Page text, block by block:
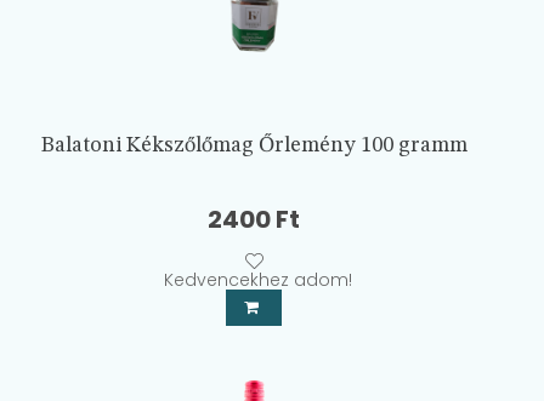
Balatoni Kékszőlőmag Őrlemény 100 gramm
2400Ft
Kedvencekhez adom!